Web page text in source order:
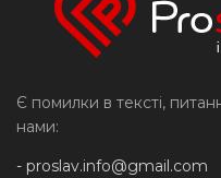
Є помилки в тексті,
нами:
- proslav.info@gmail.com